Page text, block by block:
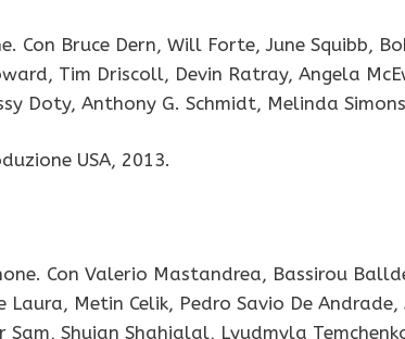
Con Bruce Dern, Will Forte, June Squibb,
Tim Driscoll, Devin Ratray, Angela
Doty, Anthony G. Schmidt, Melinda
USA, 2013.
Con Valerio Mastandrea, Bassirou
Laura, Metin Celik, Pedro Savio De
Sam, Shujan Shahjalal, Lyudmyla